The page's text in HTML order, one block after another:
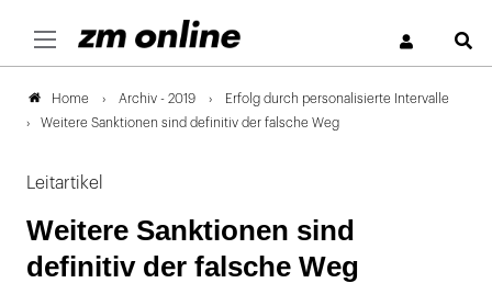
Home Archiv - 2019
Erfolg durch personalisierte Intervalle
Weitere Sanktionen sind definitiv der falsche Weg
Leitartikel
Weitere Sanktionen sind
definitiv der falsche Weg